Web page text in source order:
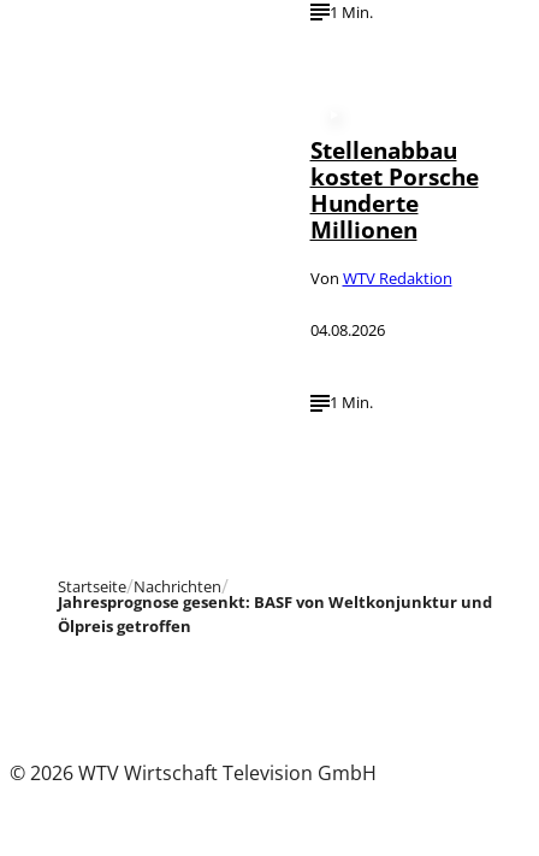
1 Min.
Stellenabbau
kostet Porsche
Hunderte
Millionen
Von WTV Redaktion
04.08.2026
1 Min.
Startseite Nachrichten
Jahresprognose gesenkt: BASF von Weltkonjunktur und
Ölpreis getroffen
© 2026 WTV Wirtschaft Television GmbH